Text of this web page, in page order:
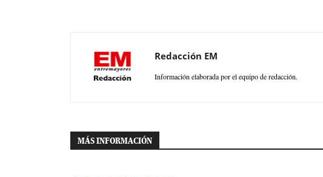
Redacción EM
Información elaborada por el equipo de redacción.
MÁS INFORMACIÓN